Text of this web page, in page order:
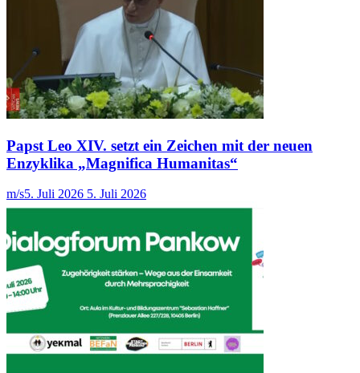
Papst Leo XIV. setzt ein Zeichen mit der neuen
Enzyklika „Magnifica Humanitas“
m/s5. Juli 2026 5. Juli 2026